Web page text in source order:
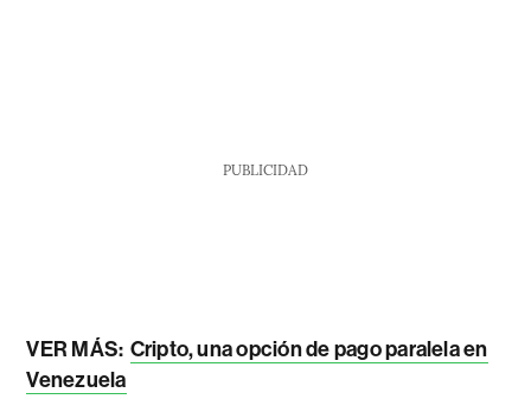
PUBLICIDAD
VER MÁS: Cripto, una opción de pago paralela en
Venezuela